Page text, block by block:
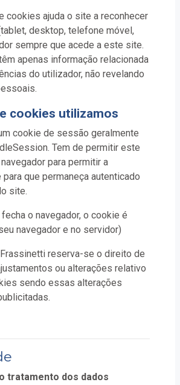
cookies ajuda o site a reconhecer
desktop, telefone móvel,
sempre que acede a este site.
apenas informação relacionada
do utilizador, não revelando
cookies utilizamos
cookie de sessão geralmente
Tem de permitir este
para permitir a
que permaneça autenticado
site.
o navegador, o cookie é
navegador e no servidor)
Frassinetti reserva-se o direito de
ou alterações relativo
sendo essas alterações
tratamento dos dados